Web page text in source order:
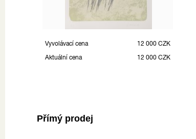
Vyvolávací cena
12 000 CZK
Aktuální cena
12 000 CZK
Přímý prodej